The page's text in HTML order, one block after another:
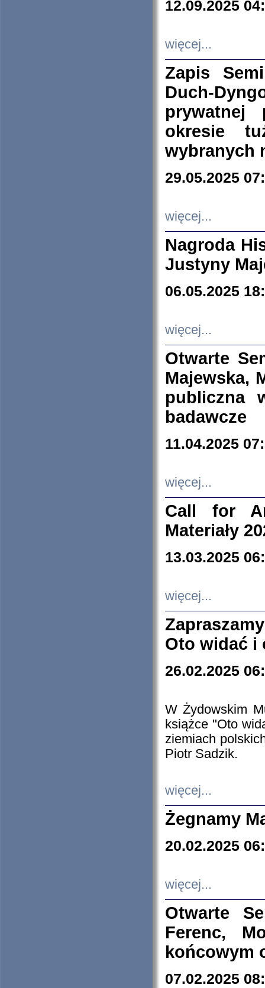
12.09.2025
więcej...
Zapis
Duch-
prywatnej
okresie
wybranych
29.05.2025
więcej...
Nagroda
Justyny
06.05.2025
więcej...
Otwarte
Majewska,
publiczna
badawcze
11.04.2025
więcej...
Call for
Materiały
13.03.2025
więcej...
Oto widać i
26.02.2025
W Żydowskim
książce "Oto
ziemiach
Piotr Sadzik.
więcej...
Żegnamy
20.02.2025
więcej...
Otwarte
Ferenc,
końcowym
07.02.2025